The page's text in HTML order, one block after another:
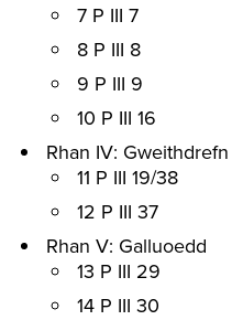
7 P III 7
8 P III 8
9 P III 9
10 P III 16
Rhan IV: Gweithdrefn
11 P III 19/38
12 P III 37
Rhan V: Galluoedd
13 P III 29
14 P III 30